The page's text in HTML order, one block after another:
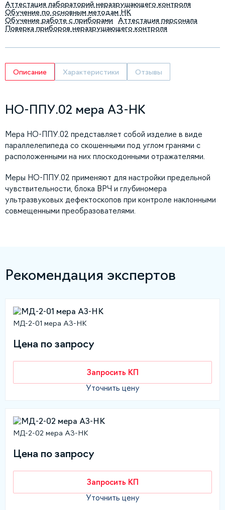
Аттестация лабораторий неразрушающего контроля
Обучение по основным методам НК
Обучение работе с приборами
Аттестация персонала
Поверка приборов неразрушающего контроля
Описание Характеристики Отзывы
НО-ППУ.02 мера АЗ-НК
Мера НО-ППУ.02 представляет собой изделие в виде
параллелепипеда со скошенными под углом гранями с
расположенными на них плоскодонными отражателями.
Меры НО-ППУ.02 применяют для настройки предельной
чувствительности, блока ВРЧ и глубиномера
ультразвуковых дефектоскопов при контроле наклонными
совмещенными преобразователями.
Рекомендация экспертов
МД-2-01 мера АЗ-НК
Цена по запросу
Запросить КП
Уточнить цену
МД-2-02 мера АЗ-НК
Цена по запросу
Запросить КП
Уточнить цену